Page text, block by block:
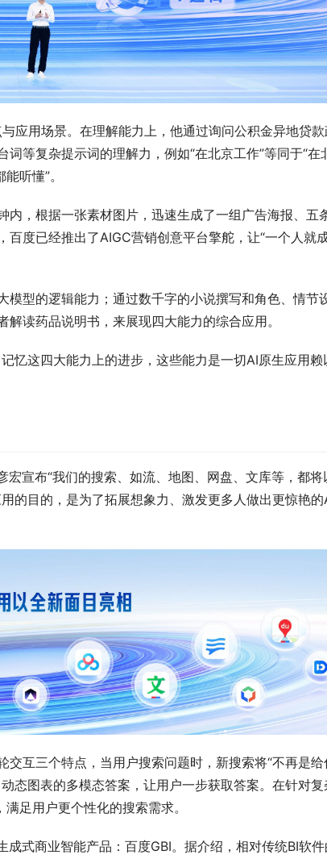
应用场景。在理解能力上，他通过询问公积金异地贷
等复杂提示词的理解力，例如“在北京工作”等同于“在
听懂”。
，根据一张素材图片，迅速生成了一组广告海报、五
度已经推出了AIGC营销创意平台擎舵，让“一个人就
型的逻辑能力；通过数千字的小说撰写和角色、情节
读药品说明书，来展现四大能力的综合应用。
忆这四大能力上的进步，这些能力是一切AI原生应用赖
宣布“我们的搜索、如流、地图、网盘、文库等，都将
的目的，是为了拓展想象力、激发更多人做出更惊艳的
互三个特点，当用户搜索问题时，新搜索将“不再是给
态图表的多模态答案，让用户一步获取答案。在针对复
足用户更个性化的搜索需求。
式商业智能产品：百度GBI。据介绍，相对传统BI软